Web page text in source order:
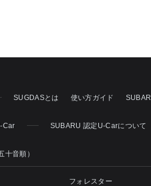
SUGDASとは 使い方ガイド
Car SUBARU 認定U-Carについて
十音順）
フォレスター